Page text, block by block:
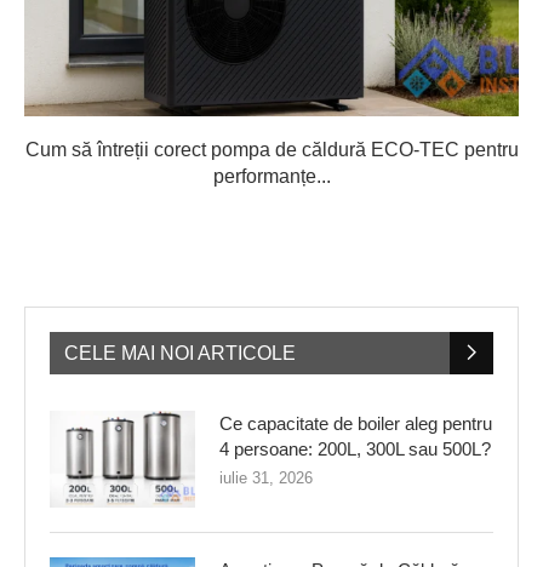
Cum să întreții corect pompa de căldură ECO-TEC pentru
performanțe...
CELE MAI NOI ARTICOLE
Ce capacitate de boiler aleg pentru
4 persoane: 200L, 300L sau 500L?
iulie 31, 2026